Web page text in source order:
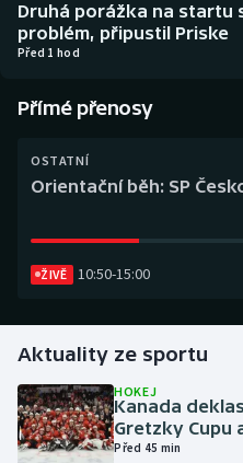
Biatlon
Curling
Florbal
Golf
Gymnastika
Aplikace ČT sport
Druhá porážka na startu
problém, připustil Priske
Před 1 hod
Přímé přenosy
OSTATNÍ
Orientační běh: SP
ŽIVĚ 10:50-15:00
Aktuality ze sportu
HOKEJ
Kanada
Gretzky Cupu
Před 45 min